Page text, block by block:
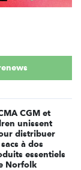
CGM et
unissent
distribuer
à dos
essentiels
Norfolk